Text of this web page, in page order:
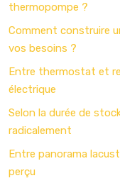
thermopompe ?
Comment construire
vos besoins ?
Entre thermostat et
électrique
Selon la durée de
radicalement
Entre panorama
perçu